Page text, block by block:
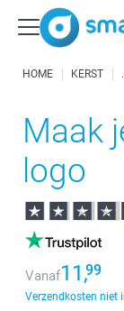
HOME KERST
Maak
logo
Vanaf11,99
Verzendkosten niet